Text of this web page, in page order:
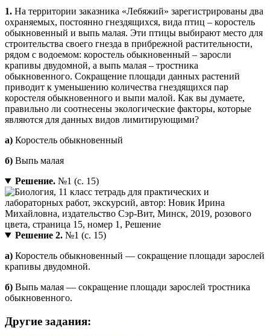
1. На территории заказника «Лебяжий» зарегистрированы два
охраняемых, постоянно гнездящихся, вида птиц – коростель
обыкновенный и выпь малая. Эти птицы выбирают место для
строительства своего гнезда в прибрежной растительности,
рядом с водоемом: коростель обыкновенный – заросли
крапивы двудомной, а выпь малая – тростника
обыкновенного. Сокращение площади данных растений
приводит к уменьшению количества гнездящихся пар
коростеля обыкновенного и выпи малой. Как вы думаете,
правильно ли соотнесены экологические факторы, которые
являются для данных видов лимитирующими?
а) Коростель обыкновенный
б) Выпь малая
Решение.№1 (с. 15)
Решение 2.№1 (с. 15)
а) Коростель обыкновенный — сокращение площади зарослей
крапивы двудомной.
б) Выпь малая — сокращение площади зарослей тростника
обыкновенного.
Другие задания: